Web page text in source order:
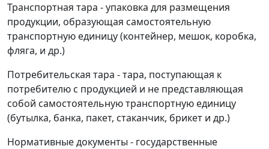
Транспортная тара - упаковка для размещения
продукции, образующая самостоятельную
транспортную единицу (контейнер, мешок, коробка,
фляга, и др.)
Потребительская тара - тара, поступающая к
потребителю с продукцией и не представляющая
собой самостоятельную транспортную единицу
(бутылка, банка, пакет, стаканчик, брикет и др.)
Нормативные документы - государственные